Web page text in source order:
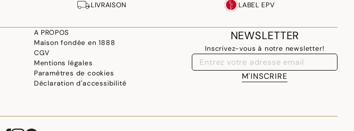
LIVRAISON LABEL EPV
A PROPOS
Maison fondée en 1888
CGV
Mentions légales
Paramètres de cookies
Déclaration d'accessibilité
NEWSLETTER
Inscrivez-vous à notre newsletter!
M'INSCRIRE